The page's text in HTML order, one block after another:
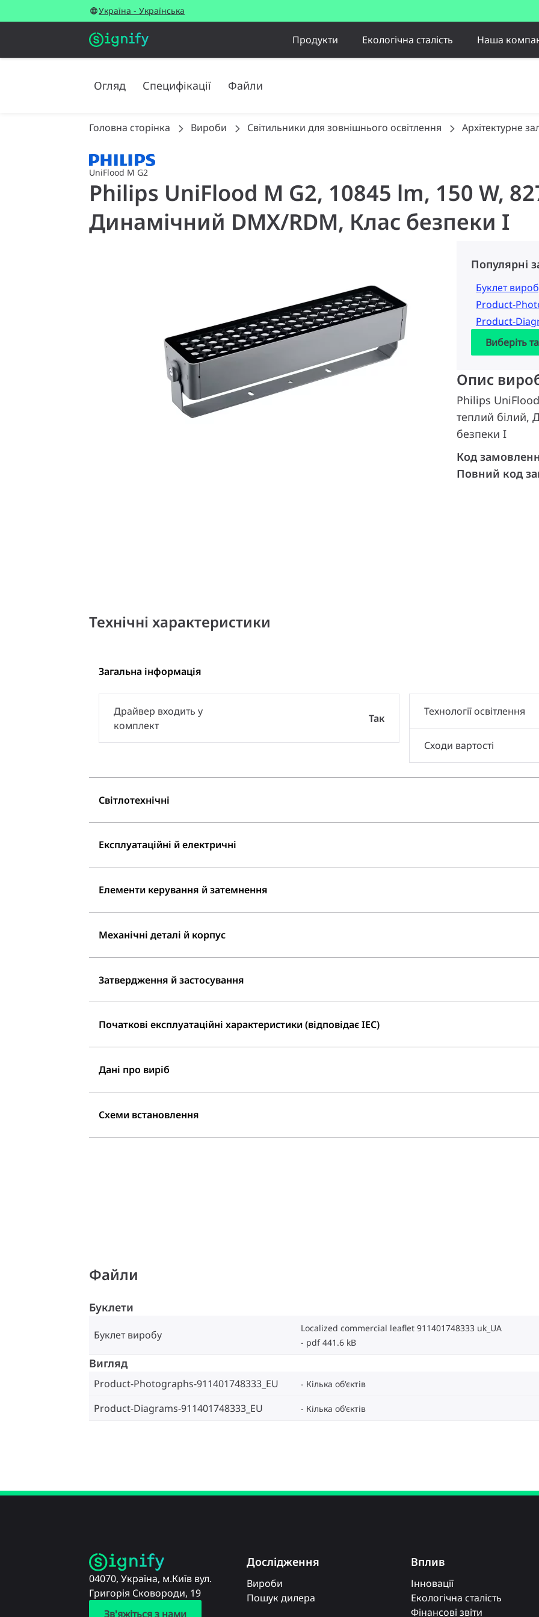
Україна - Українська
Продукти Екологічна сталість Наша
Огляд Специфікації Файли
Головна сторінка Вироби Світильники для зовнішнього освітлення Архітектурне
UniFlood M G2
Philips UniFlood M G2, 10845 lm, 150 W,
Динамічний DMX/RDM, Клас безпеки I
Популярні
Буклет
Product-
Product-
Виберіть
Опис
Philips
теплий білий,
безпеки I
Код
Повний код
Технічні характеристики
Загальна інформація
Драйвер входить у
комплект
Так
Технології освітлення
Сходи вартості
Світлотехнічні
Експлуатаційні й електричні
Елементи керування й затемнення
Механічні деталі й корпус
Затвердження й застосування
Початкові експлуатаційні характеристики (відповідає IEC)
Дані про виріб
Схеми встановлення
Файли
Буклети
Буклет виробу
Localized commercial leaflet 911401748333 uk_UA
pdf 441.6 kB
Вигляд
Product-Photographs-911401748333_EU Кілька об‘єктів
Product-Diagrams-911401748333_EU
Кілька об‘єктів
04070, Україна, м.Київ вул.
Григорія Сковороди, 19
Зв'яжіться з нами
Дослідження
Вироби
Пошук дилера
Вплив
Інновації
Екологічна сталість
Фінансові звіти